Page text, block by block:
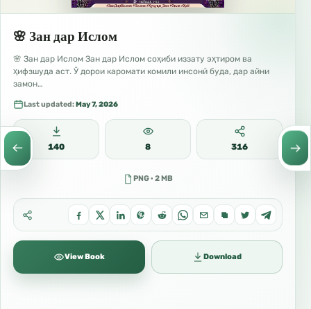
🌸 Зан дар Ислом
🌸 Зан дар Ислом Зан дар Ислом соҳиби иззату эҳтиром ва
ҳифзшуда аст. Ӯ дорои каромати комили инсонӣ буда, дар айни
замон…
Last updated:May 7, 2026
140 8 316
PNG · 2 MB
View Book Download